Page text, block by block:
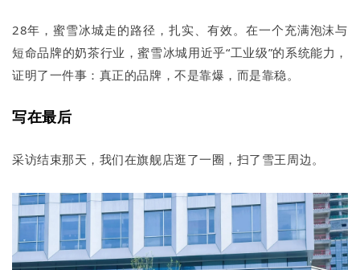
28年，蜜雪冰城走的路径，扎实、有效。在一个充满泡沫与
短命品牌的奶茶行业，蜜雪冰城用近乎“工业级”的系统能力，
证明了一件事：真正的品牌，不是靠爆，而是靠稳。
写在最后
采访结束那天，我们在旗舰店逛了一圈，扫了雪王周边。